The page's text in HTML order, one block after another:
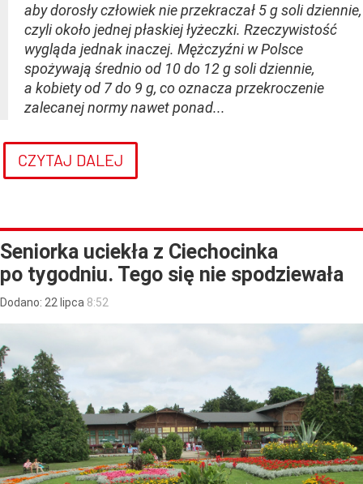
aby dorosły człowiek nie przekraczał 5 g soli dziennie,
czyli około jednej płaskiej łyżeczki. Rzeczywistość
wygląda jednak inaczej. Mężczyźni w Polsce
spożywają średnio od 10 do 12 g soli dziennie,
a kobiety od 7 do 9 g, co oznacza przekroczenie
zalecanej normy nawet ponad...
CZYTAJ DALEJ
Seniorka uciekła z Ciechocinka
po tygodniu. Tego się nie spodziewała
Dodano: 22 lipca 8:52